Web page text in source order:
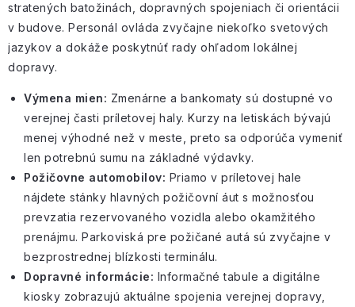
stratených batožinách, dopravných spojeniach či orientácii
v budove. Personál ovláda zvyčajne niekoľko svetových
jazykov a dokáže poskytnúť rady ohľadom lokálnej
dopravy.
Výmena mien: Zmenárne a bankomaty sú dostupné vo
verejnej časti príletovej haly. Kurzy na letiskách bývajú
menej výhodné než v meste, preto sa odporúča vymeniť
len potrebnú sumu na základné výdavky.
Požičovne automobilov: Priamo v príletovej hale
nájdete stánky hlavných požičovní áut s možnosťou
prevzatia rezervovaného vozidla alebo okamžitého
prenájmu. Parkoviská pre požičané autá sú zvyčajne v
bezprostrednej blízkosti terminálu.
Dopravné informácie: Informačné tabule a digitálne
kiosky zobrazujú aktuálne spojenia verejnej dopravy,